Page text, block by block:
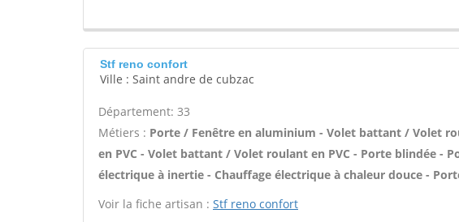
Stf reno confort
Ville : Saint andre de cubzac
Département: 33
Métiers : Porte / Fenêtre en aluminium - Volet battant / Volet
en PVC - Volet battant / Volet roulant en PVC - Porte blindée -
électrique à inertie - Chauffage électrique à chaleur douce -
Voir la fiche artisan : Stf reno confort